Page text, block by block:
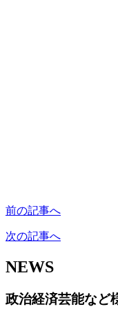
前の記事へ
次の記事へ
NEWS
政治経済芸能など